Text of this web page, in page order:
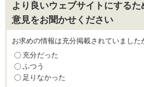
より良いウェブサイトにする
意見をお聞かせください
お求めの情報は充分掲載されていました
充分だった
ふつう
足りなかった